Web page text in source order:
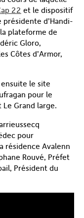
22 et le dispositif
d’Handi-
plateforme de
Gloro,
Côtes d’Armor,
le site
pour le
Grand large.
pour
résidence Avalenn
Rouvé, Préfet
Président du